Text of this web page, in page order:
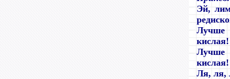
Эй,
Лучше
кислая!
Лучше
кислая!
Ля, ля,